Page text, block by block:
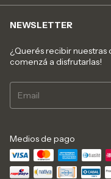
NEWSLETTER
¿Querés recibir nuestras
comenzá a disfrutarlas!
Medios de pago